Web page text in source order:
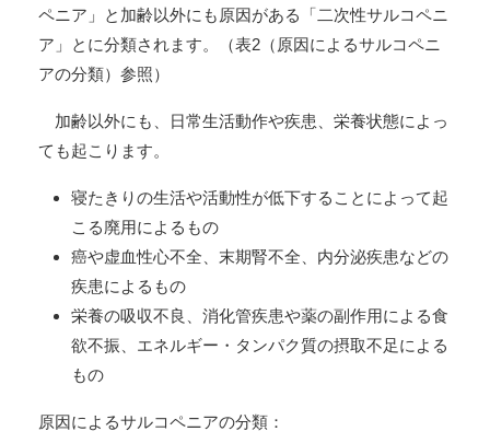
ペニア」と加齢以外にも原因がある「二次性サルコペニ
ア」とに分類されます。（表2（原因によるサルコペニ
アの分類）参照）
加齢以外にも、日常生活動作や疾患、栄養状態によっ
ても起こります。
寝たきりの生活や活動性が低下することによって起
こる廃用によるもの
癌や虚血性心不全、末期腎不全、内分泌疾患などの
疾患によるもの
栄養の吸収不良、消化管疾患や薬の副作用による食
欲不振、エネルギー・タンパク質の摂取不足による
もの
原因によるサルコペニアの分類：